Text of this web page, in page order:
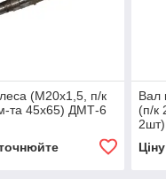
(М20х1,5, п/к
та 45х65) ДМТ-6
Вал
(п/к